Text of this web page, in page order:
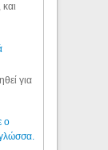
για
ο